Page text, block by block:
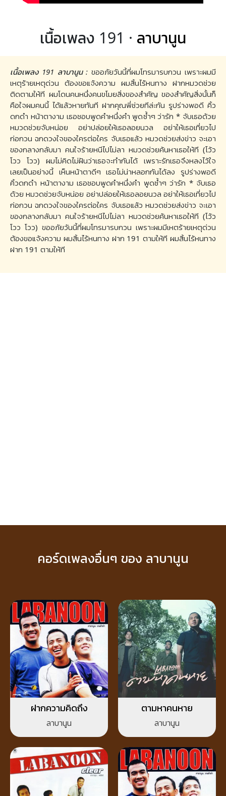
เนื้อเพลง 191 · ลาบานูน
เนื้อเพลง 191 ลาบานูน :ขออภัยวันนี้ที่ผมโทรมารบกวน เพราะผมมี
เหตุร้ายเหตุด่วน ต้องขอแจ้งความ ผมสิ้นไร้หนทาง ฝากหมวดช่วย
ติดตามให้ที ผมโดนคนหนึ่งคนขโมยสิ่งของสำคัญ ของสำคัญสิ่งนั้นก็
คือใจผมคนนี้ ได้แล้วหายทันที ฝากคุณพี่ช่วยทีล่ะกัน รูปร่างพอดี คิ้ว
ดกดำ หน้าตางาม เธอชอบพูดคำหนึ่งคำ พูดซ้ำๆ ว่ารัก * จับเธอด้วย
หมวดช่วยจับหน่อย อย่าปล่อยให้เธอลอยนวล อย่าให้เธอเที่ยวไป
ก่อกวน ฉกดวงใจของใครต่อใคร จับเธอแล้ว หมวดช่วยส่งข่าว จะเอา
ของกลางกลับมา คนใจร้ายหนีไปไม่ลา หมวดช่วยค้นหาเธอให้ที (โว้ว
โวว โวว) ผมไม่คิดไม่ฝันว่าเธอจะทำกันได้ เพราะรักเธอจึงหลงไว้ใจ
เลยเป็นอย่างนี้ เห็นหน้าตาดีๆ เธอไม่น่าหลอกกันได้ลง รูปร่างพอดี
คิ้วดกดำ หน้าตางาม เธอชอบพูดคำหนึ่งคำ พูดซ้ำๆ ว่ารัก * จับเธอ
ด้วย หมวดช่วยจับหน่อย อย่าปล่อยให้เธอลอยนวล อย่าให้เธอเที่ยวไป
ก่อกวน ฉกดวงใจของใครต่อใคร จับเธอแล้ว หมวดช่วยส่งข่าว จะเอา
ของกลางกลับมา คนใจร้ายหนีไปไม่ลา หมวดช่วยค้นหาเธอให้ที (โว้ว
โวว โวว) ขออภัยวันนี้ที่ผมโทรมารบกวน เพราะผมมีเหตร้ายเหตุด่วน
ต้องขอแจ้งความ ผมสิ้นไร้หนทาง ฝาก 191 ตามให้ที ผมสิ้นไร้หนทาง
ฝาก 191 ตามให้ที
คอร์ดเพลงอื่นๆ ของ ลาบานูน
ฝากความคิดถึง
ลาบานูน
ตามหาคนหาย
ลาบานูน